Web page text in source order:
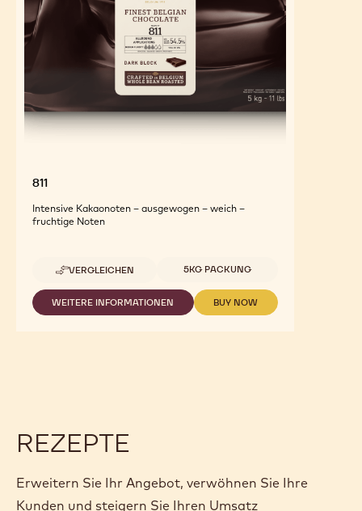
811
Intensive Kakaonoten – ausgewogen – weich –
fruchtige Noten
VERGLEICHEN
-
811
Verfügbare Größen
5KG PACKUNG
WEITERE INFORMATIONEN
-
BUY NOW
-
REZEPTE
Erweitern Sie Ihr Angebot, verwöhnen Sie Ihre
Kunden und steigern Sie Ihren Umsatz